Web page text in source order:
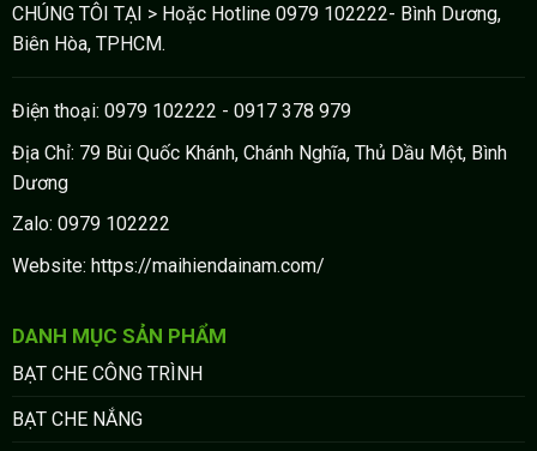
CHÚNG TÔI TẠI > Hoặc Hotline 0979 102222- Bình Dương,
Biên Hòa, TPHCM.
Điện thoại: 0979 102222 - 0917 378 979
Địa Chỉ: 79 Bùi Quốc Khánh, Chánh Nghĩa, Thủ Dầu Một, Bình
Dương
Zalo: 0979 102222
Website: https://maihiendainam.com/
DANH MỤC SẢN PHẨM
BẠT CHE CÔNG TRÌNH
BẠT CHE NẮNG